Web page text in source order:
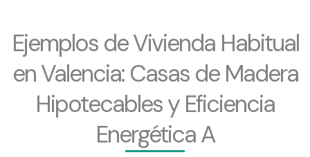
Ejemplos de Vivienda Habitual
en Valencia: Casas de Madera
Hipotecables y Eficiencia
Energética A